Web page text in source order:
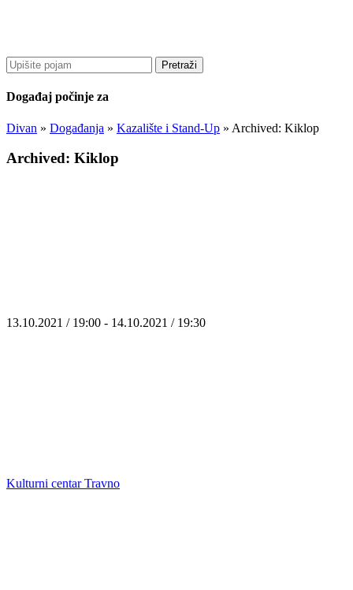
Pretraži
Događaj počinje za
Divan » Događanja » Kazalište i Stand-Up » Archived: Kiklop
Archived: Kiklop
13.10.2021 / 19:00 - 14.10.2021 / 19:30
Kulturni centar Travno